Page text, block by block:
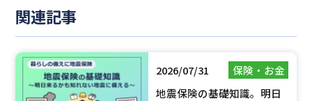
関連記事
2026/07/31
保険・お金
地震保険の基礎知識。明日